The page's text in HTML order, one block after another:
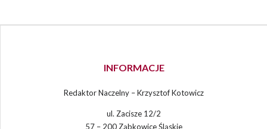
INFORMACJE
Redaktor Naczelny – Krzysztof Kotowicz
ul. Zacisze 12/2
57 – 200 Ząbkowice Śląskie